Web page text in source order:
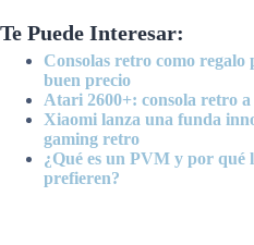
Te Puede Interesar:
Consolas retro como regalo
buen precio
Atari 2600+: consola retro
Xiaomi lanza una funda
gaming retro
¿Qué es un PVM y por qué
prefieren?